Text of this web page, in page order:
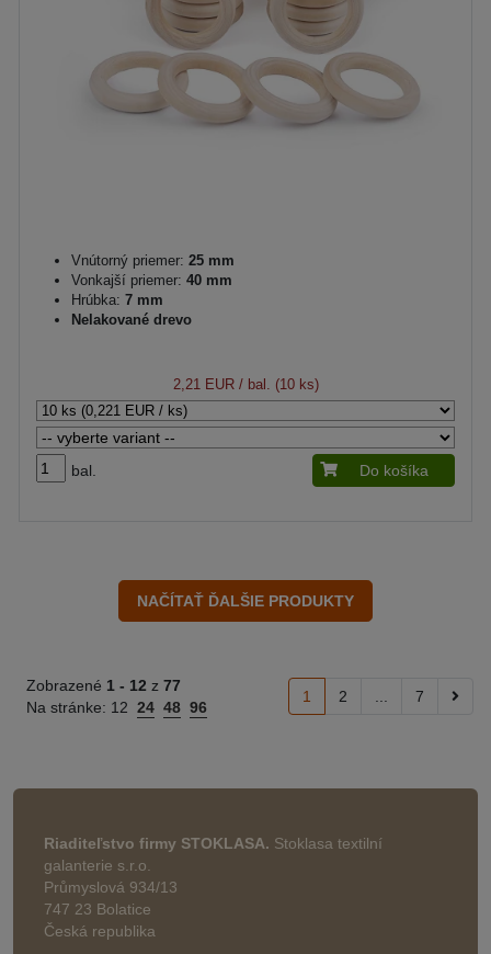
Vnútorný priemer: 25 mm
Vonkajší priemer: 40 mm
Hrúbka: 7 mm
Nelakované drevo
2,21 EUR/ bal. (10 ks)
bal. Do košíka
Zobrazené 1 - 12 z 77
Na stránke: 12 24 48 96
1 2 7
Riaditeľstvo firmy STOKLASA. Stoklasa textilní
galanterie s.r.o.
Průmyslová 934/13
747 23 Bolatice
Česká republika